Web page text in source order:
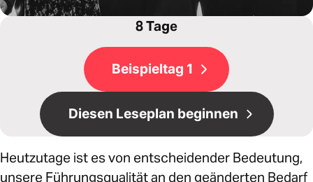
8 Tage
Beispieltag 1
Diesen Leseplan beginnen
Heutzutage ist es von entscheidender Bedeutung,
unsere Führungsqualität an den geänderten Bedarf